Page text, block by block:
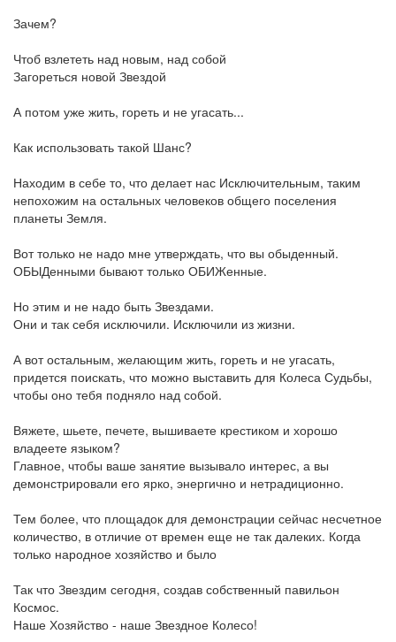
Зачем?
Чтоб взлететь над новым, над собой
Загореться новой Звездой
А потом уже жить, гореть и не угасать...
Как использовать такой Шанс?
Находим в себе то, что делает нас Исключительным, таким
непохожим на остальных человеков общего поселения
планеты Земля.
Вот только не надо мне утверждать, что вы обыденный.
ОБЫДенными бывают только ОБИЖенные.
Но этим и не надо быть Звездами.
Они и так себя исключили. Исключили из жизни.
А вот остальным, желающим жить, гореть и не угасать,
придется поискать, что можно выставить для Колеса Судьбы,
чтобы оно тебя подняло над собой.
Вяжете, шьете, печете, вышиваете крестиком и хорошо
владеете языком?
Главное, чтобы ваше занятие вызывало интерес, а вы
демонстрировали его ярко, энергично и нетрадиционно.
Тем более, что площадок для демонстрации сейчас несчетное
количество, в отличие от времен еще не так далеких. Когда
только народное хозяйство и было
Так что Звездим сегодня, создав собственный павильон
Космос.
Наше Хозяйство - наше Звездное Колесо!